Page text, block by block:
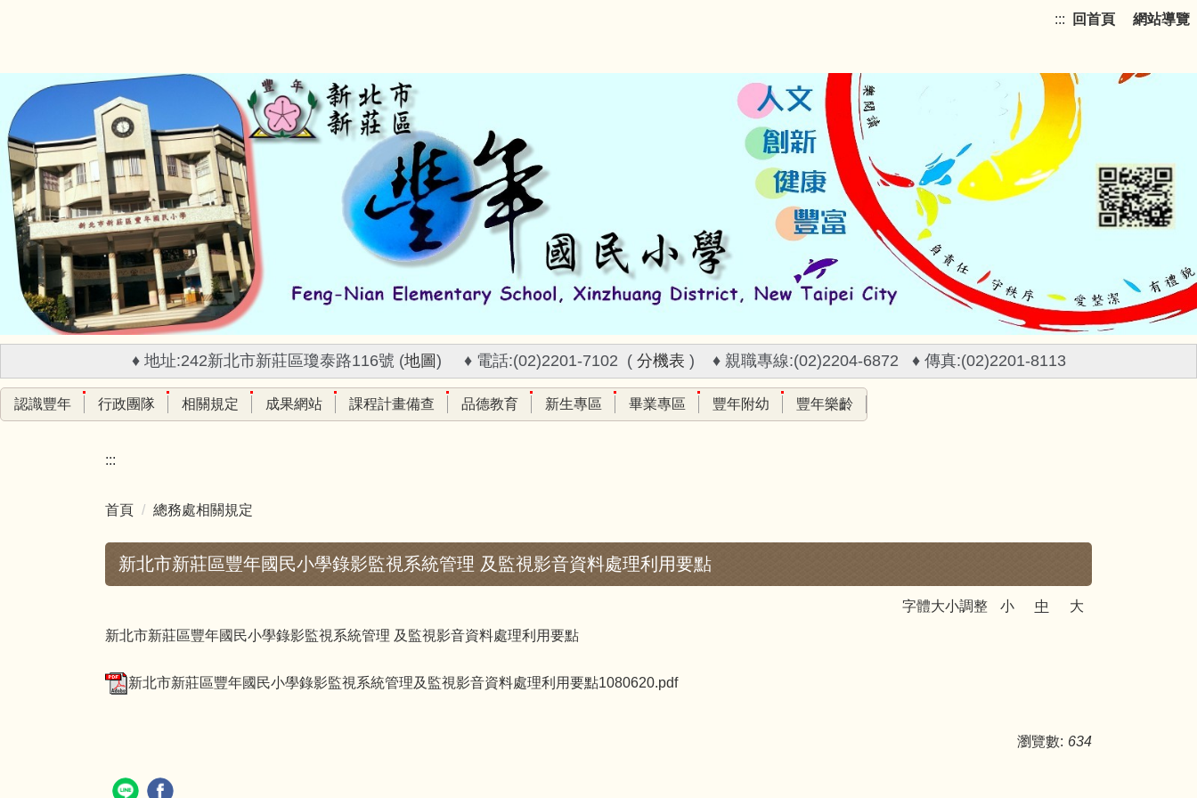
要
容
區
::: 回首頁 網站導覽
♦ 地址:242新北市新莊區瓊泰路116號 (地圖) ♦ 電話:(02)2201-7102 ( 分機表 ) ♦ 親職專線:(02)2204-6872 ♦ 傳真:(02)2201-8113
認識豐年 行政團隊 相關規定 成果網站 課程計畫備查 品德教育 新生專區 畢業專區 豐年附幼 豐年樂齡
:::
首頁 總務處相關規定
新北市新莊區豐年國民小學錄影監視系統管理 及監視影音資料處理利用要點
字體大小調整 小 中
大
新北市新莊區豐年國民小學錄影監視系統管理 及監視影音資料處理利用要點
新北市新莊區豐年國民小學錄影監視系統管理及監視影音資料處理利用要點1080620.pdf
瀏覽數: 634